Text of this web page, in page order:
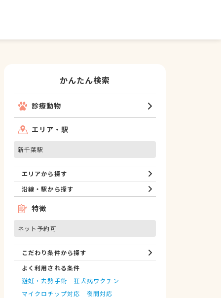
かんたん検索
診療動物
エリア・駅
新千葉駅
エリアから探す
沿線・駅から探す
特徴
ネット予約可
こだわり条件から探す
よく利用される条件
避妊・去勢手術
狂犬病ワクチン
マイクロチップ対応
夜間対応